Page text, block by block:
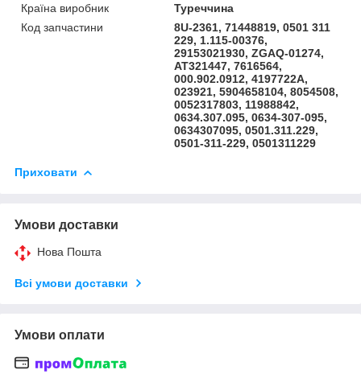
Країна виробник
Туреччина
Код запчастини
8U-2361, 71448819, 0501 311
229, 1.115-00376,
29153021930, ZGAQ-01274,
AT321447, 7616564,
000.902.0912, 4197722A,
023921, 5904658104, 8054508,
0052317803, 11988842,
0634.307.095, 0634-307-095,
0634307095, 0501.311.229,
0501-311-229, 0501311229
Приховати
Умови доставки
Нова Пошта
Всі умови доставки
Умови оплати